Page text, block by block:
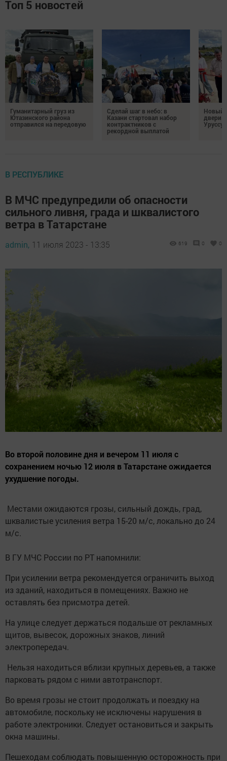
Топ 5 новостей
Гуманитарный груз из
Ютазинского района
отправился на передовую
Сделай шаг в небо: в
Казани стартовал набор
контрактников с
рекордной выплатой
Новый
двери
Уруссу
В РЕСПУБЛИКЕ
В МЧС предупредили об опасности
сильного ливня, града и шквалистого
ветра в Татарстане
admin, 11 июля 2023 - 13:35 619 0 0
Во второй половине дня и вечером 11 июля с
сохранением ночью 12 июля в Татарстане ожидается
ухудшение погоды.
Местами ожидаются грозы, сильный дождь, град,
шквалистые усиления ветра 15-20 м/с, локально до 24
м/с.
В ГУ МЧС России по РТ напомнили:
При усилении ветра рекомендуется ограничить выход
из зданий, находиться в помещениях. Важно не
оставлять без присмотра детей.
На улице следует держаться подальше от рекламных
щитов, вывесок, дорожных знаков, линий
электропередач.
Нельзя находиться вблизи крупных деревьев, а также
парковать рядом с ними автотранспорт.
Во время грозы не стоит продолжать и поездку на
автомобиле, поскольку не исключены нарушения в
работе электроники. Следует остановиться и закрыть
окна машины.
Пешеходам соблюдать повышенную осторожность при